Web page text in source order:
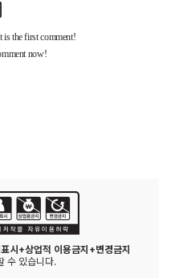
시+상업적 이용금지+변경금지
수 있습니다.